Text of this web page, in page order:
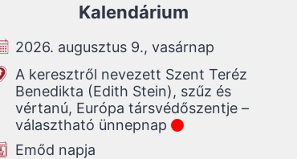
Kalendárium
2026. augusztus 9., vasárnap
A keresztről nevezett Szent Teréz
Benedikta (Edith Stein), szűz és
vértanú, Európa társvédőszentje –
választható ünnepnap
Emőd napja